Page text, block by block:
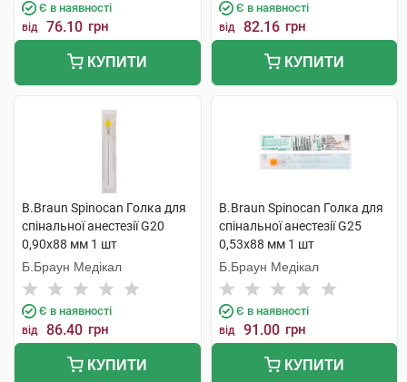
Є в наявності
від 76.10 грн
КУПИТИ
Є в наявності
від 82.16 грн
КУПИТИ
B.Braun Spinocan Голка для
спінальної анестезії G20
0,90x88 мм 1 шт
Б.Браун Медікал
Є в наявності
від 86.40 грн
КУПИТИ
B.Braun Spinocan Голка для
спінальної анестезії G25
0,53x88 мм 1 шт
Б.Браун Медікал
Є в наявності
від 91.00 грн
КУПИТИ